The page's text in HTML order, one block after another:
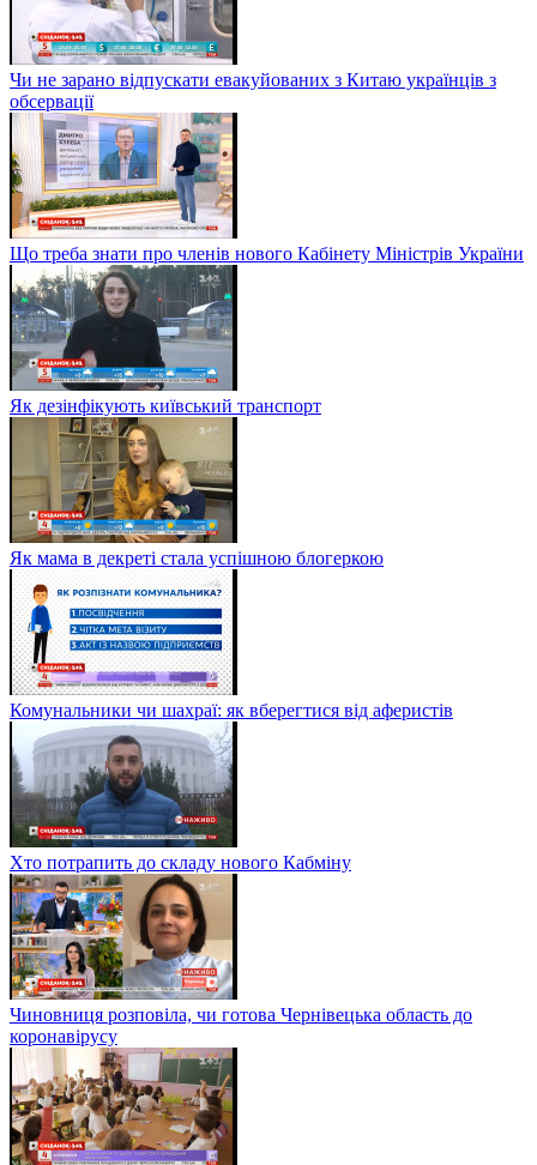
Чи не зарано відпускати евакуйованих з Китаю українців з
обсервації
Що треба знати про членів нового Кабінету Міністрів України
Як дезінфікують київський транспорт
Як мама в декреті стала успішною блогеркою
Комунальники чи шахраї: як вберегтися від аферистів
Хто потрапить до складу нового Кабміну
Чиновниця розповіла, чи готова Чернівецька область до
коронавірусу